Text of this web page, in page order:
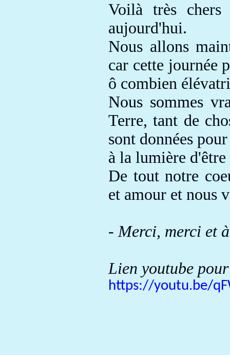
Voilà très
aujourd'hui.
Nous allons
car cette journée
ô combien
Nous sommes
Terre, tant de
sont données
à la lumière
De tout notre
et amour et nous
- Merci, merci et
Lien youtube
https://youtu.be/